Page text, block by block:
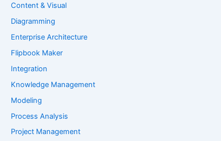
Content & Visual
Diagramming
Enterprise Architecture
Flipbook Maker
Integration
Knowledge Management
Modeling
Process Analysis
Project Management